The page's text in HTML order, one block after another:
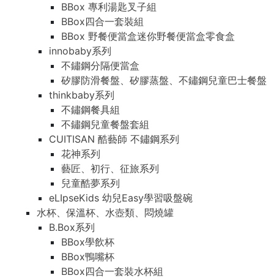
BBox 專利湯匙叉子組
BBox四合一套裝組
BBox 野餐便當盒迷你野餐便當盒零食盒
innobaby系列
不鏽鋼分隔便當盒
矽膠防滑餐盤、矽膠蒸盤、不鏽鋼兒童巴士餐盤
thinkbaby系列
不鏽鋼餐具組
不鏽鋼兒童餐盤套組
CUITISAN 酷藝師 不鏽鋼系列
花神系列
藝匠、初行、征旅系列
兒童酷夢系列
eLIpseKids 幼兒Easy學習吸盤碗
水杯、保溫杯、水壺類、悶燒罐
B.Box系列
BBox學飲杯
BBox鴨嘴杯
BBox四合一套裝水杯組